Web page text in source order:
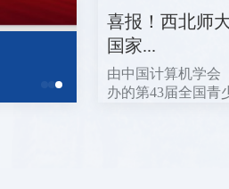
喜报！西北师
国家...
由中国计算机学会
办的第43届全国青